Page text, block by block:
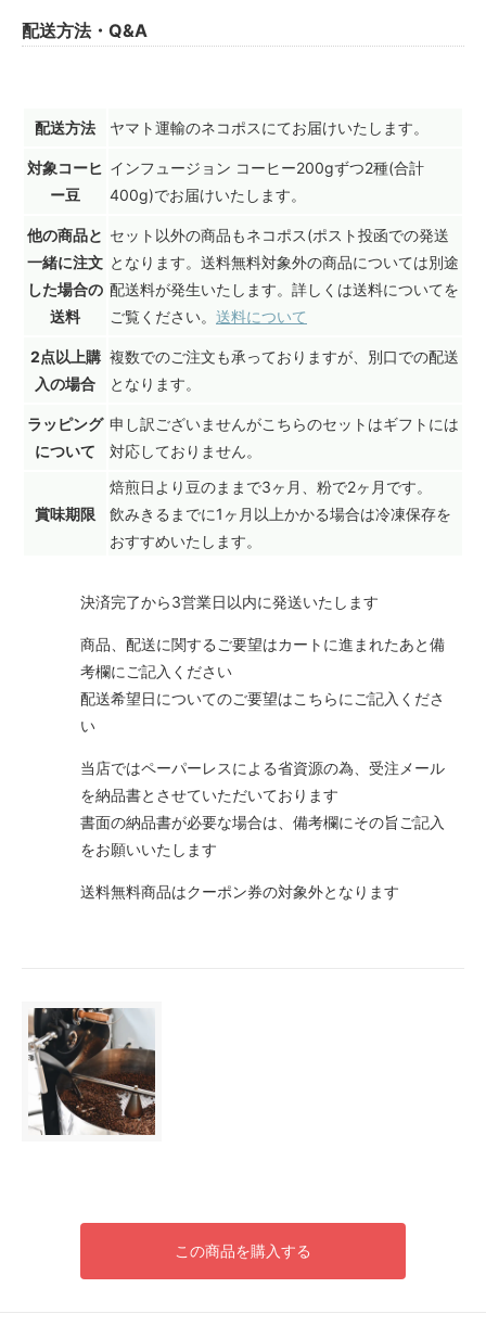
配送方法・Q&A
配送方法 ヤマト運輸のネコポスにてお届けいたします。
対象コーヒ
ー豆
インフュージョン コーヒー200gずつ2種(合計
400g)でお届けいたします。
他の商品と
一緒に注文
した場合の
送料
セット以外の商品もネコポス(ポスト投函での発送
となります。送料無料対象外の商品については別途
配送料が発生いたします。詳しくは送料についてを
ご覧ください。 送料について
2点以上購
入の場合
複数でのご注文も承っておりますが、別口での配送
となります。
ラッピング
について
申し訳ございませんがこちらのセットはギフトには
対応しておりません。
賞味期限
焙煎日より豆のままで3ヶ月、粉で2ヶ月です。
飲みきるまでに1ヶ月以上かかる場合は冷凍保存を
おすすめいたします。
決済完了から3営業日以内に発送いたします
商品、配送に関するご要望はカートに進まれたあと備
考欄にご記入ください
配送希望日についてのご要望はこちらにご記入くださ
い
当店ではペーパーレスによる省資源の為、受注メール
を納品書とさせていただいております
書面の納品書が必要な場合は、備考欄にその旨ご記入
をお願いいたします
送料無料商品はクーポン券の対象外となります
この商品を購入する